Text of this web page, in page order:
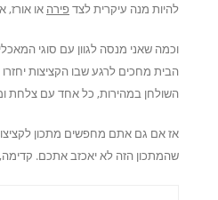
להיות מנה עיקרית לצדפירה או אורז,
וכמה שאני מנסה לגוון עם סוגי
הבית מחכים לרגע שבו הקציצות
השולחן במהירות, כל אחד עם צלחת
אז אם גם אתם מחפשים מתכון
שהמתכון הזה לא יאכזב אתכם.